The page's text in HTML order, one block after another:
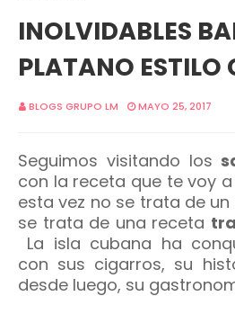
INOLVIDABLES
PLATANO ESTILO
BLOGS GRUPO LM MAYO 25, 2017
Seguimos visitando los
con la receta que te voy
esta vez no se trata de
se trata de una receta
La isla cubana ha
con sus cigarros, su
desde luego, su